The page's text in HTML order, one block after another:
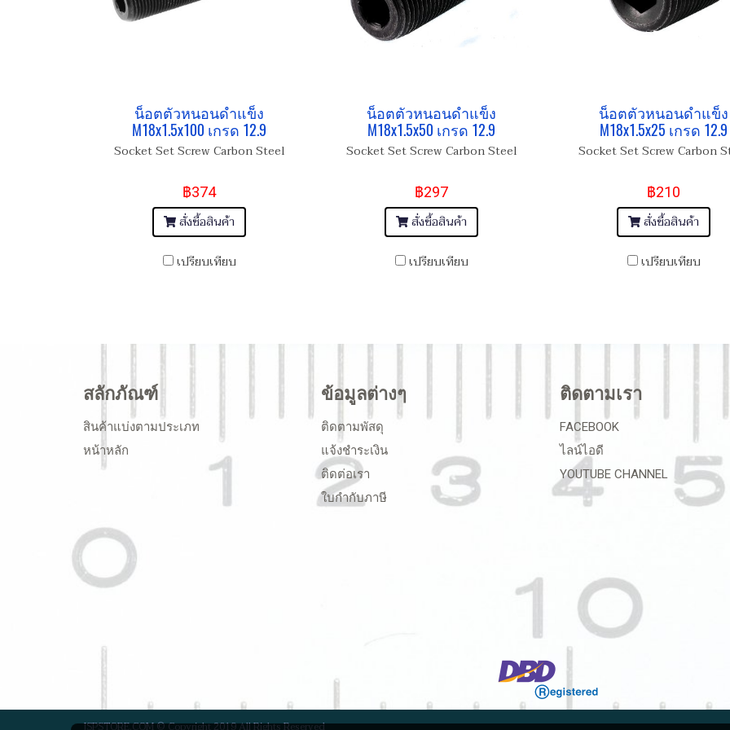
น็อตตัวหนอนดำแข็ง
M18x1.5x100 เกรด 12.9
Socket Set Screw Carbon Steel
฿374
สั่งซื้อสินค้า
เปรียบเทียบ
น็อตตัวหนอนดำแข็ง
M18x1.5x50 เกรด 12.9
Socket Set Screw Carbon Steel
฿297
สั่งซื้อสินค้า
เปรียบเทียบ
น็อตตัวหนอนดำแข็ง
M18x1.5x25 เกรด 12.9
Socket Set Screw Carbon
฿210
สั่งซื้อสินค้า
เปรียบเทียบ
สลักภัณฑ์
สินค้าแบ่งตามประเภท
หน้าหลัก
ข้อมูลต่างๆ
ติดตามพัสดุ
แจ้งชำระเงิน
ติดต่อเรา
ใบกำกับภาษี
ติดตามเรา
FACEBOOK
ไลน์ไอดี
YOUTUBE CHANNEL
JSPSTORE.COM © Copyright 2019 All Rights Reserved